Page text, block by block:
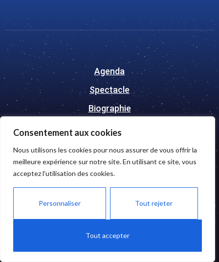
Consentement aux cookies
Nous utilisons les cookies pour nous assurer de vous offrir la
meilleure expérience sur notre site. En utilisant ce site, vous
acceptez l'utilisation des cookies.
Personnaliser Tout rejeter
Tout accepter
Agenda
Spectacle
Biographie
Contact
Mentions Légales
LAURA DOMENGE